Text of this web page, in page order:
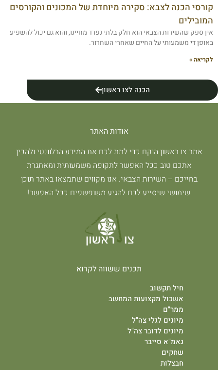
קורסי הכנה לצבא: סקירה מיוחדת של המכונים והקורסים
המובילים
אין ספק שהשירות הצבאי הוא חלק בלתי נפרד מחיינו, והוא גם יכול להשפיע
באופן די משמעותי על החיים שאחרי השחרור.
לקריאה »
הכנה לצו ראשון
אודות האתר
אתר צו ראשון הוקם כדי לתת לכם את המידע הרלוונטי ולהכין
אתכם טוב ככל האפשר לתקופה משמעותית ומאתגרת
בחייכם – השירות הצבאי. אנו מקווים שתמצאו באתר תוכן
שימושי שיסייע לכם להגיע משופשפים ככל האפשר!
תכנים ששווה לקרוא
חיל תקשוב
אשכול מקצועות המחשב
ממר"ם
מיונים לגלי צה"ל
מיונים לדובר צה"ל
גאמ"א סייבר
שחקים
חבצלות